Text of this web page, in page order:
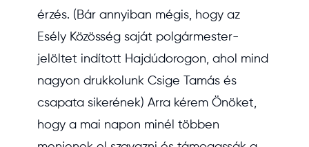
érzés. (Bár annyiban mégis, hogy az
Esély Közösség saját polgármester-
jelöltet indított Hajdúdorogon, ahol mind
nagyon drukkolunk Csige Tamás és
csapata sikerének) Arra kérem Önöket,
hogy a mai napon minél többen